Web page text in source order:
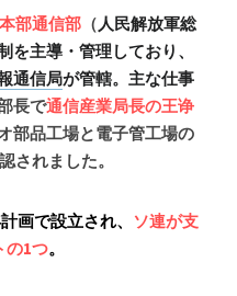
部通信部 （人民解放軍総
主導・管理しており、
通信局が管轄。主な仕事
長で通信産業局長の王诤
部品工場と電子管工場の
されました。
画で設立され、
ソ連が支
の1つ。